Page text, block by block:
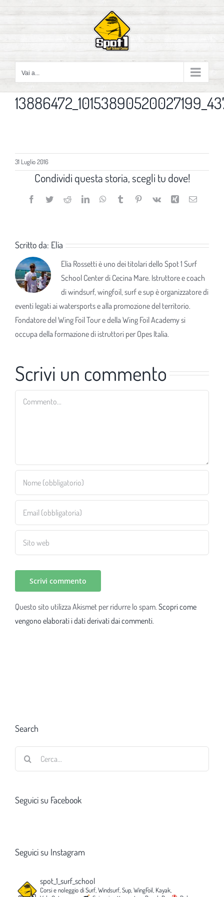
contenuto
Vai a...
31 Luglio 2016
Condividi questa storia, scegli tu dove!
Facebook
TwitterRedditLinkedInWhatsApp
TumblrPinterest
Vk Xing Email
Scritto da: Elia
Elia Rossetti è uno dei titolari dello Spot 1 Surf
School Center di Cecina Mare. Istruttore e coach
di windsurf, wingfoil, surf e sup è organizzatore di
eventi legati ai watersports e alla promozione del territorio.
Fondatore del Wing Foil Tour e della Wing Foil Academy si
occupa della formazione di istruttori per Opes Italia.
Scrivi un commento
Commento
Questo sito utilizza Akismet per ridurre lo spam. Scopri come
vengono elaborati i dati derivati dai commenti.
Search
Seguici su Facebook
Seguici su Instagram
spot_1_surf_school
Corsi e noleggio di Surf, Windsurf, Sup, WingFoil, Kayak,